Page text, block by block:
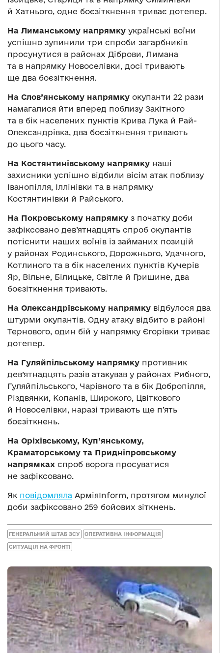
й Хатнього, одне боєзіткнення триває дотепер.
На Лиманському напрямку українські воїни
успішно зупинили три спроби загарбників
просунутися в районах Діброви, Лимана
та в напрямку Новоселівки, досі тривають
ще два боєзіткнення.
На Слов’янському напрямку окупанти 22 рази
намагалися йти вперед поблизу Закітного
та в бік населених пунктів Крива Лука й Рай-
Олександрівка, два боєзіткнення тривають
до цього часу.
На Костянтинівському напрямку наші
захисники успішно відбили вісім атак поблизу
Іванопілля, Іллінівки та в напрямку
Костянтинівки й Райського.
На Покровському напрямку з початку доби
зафіксовано дев’ятнадцять спроб окупантів
потіснити наших воїнів із займаних позицій
у районах Родинського, Дорожнього, Удачного,
Котлиного та в бік населених пунктів Кучерів
Яр, Вільне, Білицьке, Світле й Гришине, два
боєзіткнення тривають.
На Олександрівському напрямку відбулося два
штурми окупантів. Одну атаку відбито в районі
Тернового, один бій у напрямку Єгорівки триває
дотепер.
На Гуляйпільському напрямку противник
дев’ятнадцять разів атакував у районах Рибного,
Гуляйпільського, Чарівного та в бік Добропілля,
Різдвянки, Копанів, Широкого, Цвіткового
й Новоселівки, наразі тривають ще п’ять
боєзіткнень.
На Оріхівському, Куп’янському,
Краматорському та Придніпровському
напрямках спроб ворога просуватися
не зафіксовано.
Як повідомляла АрміяInform, протягом минулої
доби зафіксовано 259 бойових зіткнень.
ГЕНЕРАЛЬНИЙ ШТАБ ЗСУ ОПЕРАТИВНА ІНФОРМАЦІЯ
СИТУАЦІЯ НА ФРОНТІ